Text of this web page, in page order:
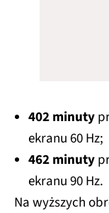
402 minuty
ekranu 60 Hz;
462 minuty
ekranu 90 Hz.
Na wyższych